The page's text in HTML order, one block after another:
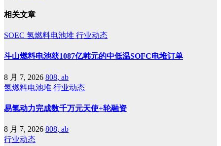
相关文章
SOEC 氢燃料电池堆 行业动态
斗山燃料电池获1087亿韩元的中低温SOFC电堆订单
8 月 7, 2026 808, ab
氢燃料电池堆 行业动态
易氢动力完成数千万元天使+轮融资
8 月 7, 2026 808, ab
行业动态